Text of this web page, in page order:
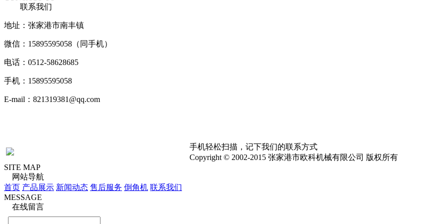
联系我们
地址：张家港市南丰镇
微信：15895595058（同手机）
电话：0512-58628685
手机：15895595058
E-mail：821319381@qq.com
手机轻松扫描，记下我们的联系方式
Copyright © 2002-2015 张家港市欧科机械有限公司 版权所有
SITE MAP
网站导航
首页 产品展示 新闻动态 售后服务 倒角机 联系我们
MESSAGE
在线留言